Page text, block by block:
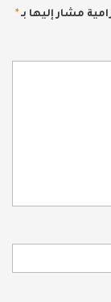
مشار إليها بـ*